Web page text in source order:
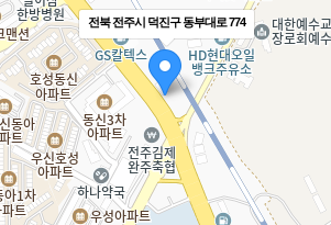
전북 전주시 덕진구 동부대로 774